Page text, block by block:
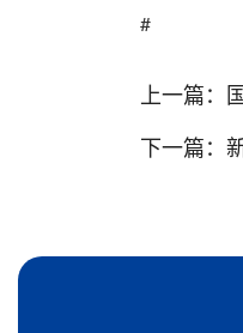
#
上一篇：
下一篇：